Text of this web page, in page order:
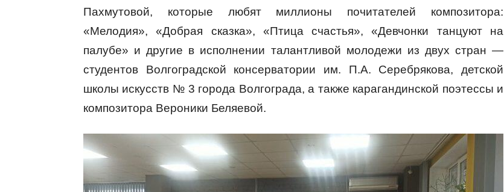
Пахмутовой, которые любят миллионы почитателей композитора:
«Мелодия», «Добрая сказка», «Птица счастья», «Девчонки танцуют на
палубе» и другие в исполнении талантливой молодежи из двух стран —
студентов Волгоградской консерватории им. П.А. Серебрякова, детской
школы искусств № 3 города Волгограда, а также карагандинской поэтессы и
композитора Вероники Беляевой.